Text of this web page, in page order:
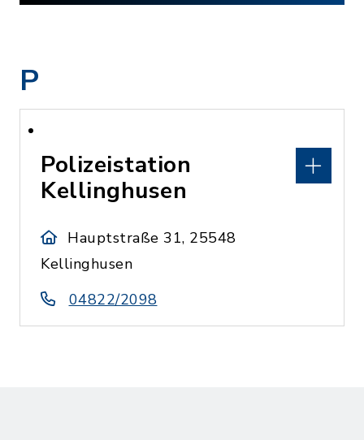
P
Polizeistation
Kellinghusen
Hauptstraße 31, 25548
Kellinghusen
04822/2098